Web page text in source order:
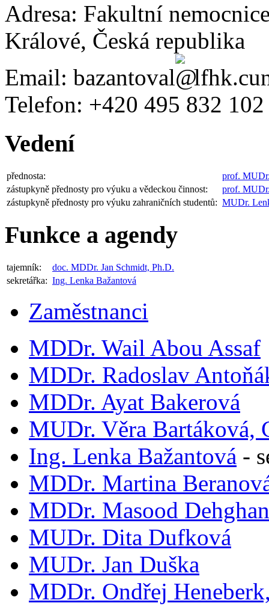
Adresa: Fakultní
Králové, Česká republika
Email: bazantoval
Telefon: +420 495 832 102
Vedení
přednosta:
prof.
zástupkyně přednosty pro výuku a vědeckou činnost:
prof.
zástupkyně přednosty pro výuku zahraničních studentů: MUDr.
Funkce a agendy
tajemník:
doc. MDDr. Jan Schmidt, Ph.D.
sekretářka: Ing. Lenka Bažantová
Zaměstnanci
MDDr. Wail Abou Assaf
MDDr. Radoslav
MDDr. Ayat Bakerová
MUDr. Věra Bartáková,
Ing. Lenka Bažantová -
MDDr. Martina
MDDr. Masood Dehghan
MUDr. Dita Dufková
MUDr. Jan Duška
MDDr. Ondřej